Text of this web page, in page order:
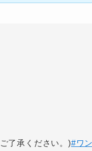
了承ください。)#ワ